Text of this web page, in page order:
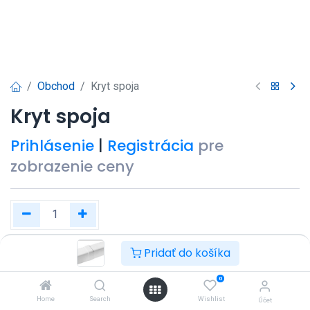
Pridať do košíka
Home Search
0
Wishlist Účet
Obchod Kryt spoja
Kryt spoja
Prihlásenie | Registrácia pre
zobrazenie ceny
Pridať do košíka Kúpiť teraz
Pridať do zoznamu želaní